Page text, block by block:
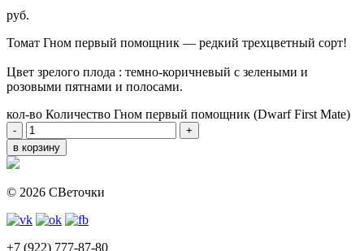
руб.
Томат Гном первый помощник — редкий трехцветный сорт!
Цвет зрелого плода : темно-коричневый с зелеными и
розовыми пятнами и полосами.
кол-во Количество Гном первый помощник (Dwarf First Mate)
-
+
в корзину
© 2026 СВеточки
+7 (922) 777-87-80